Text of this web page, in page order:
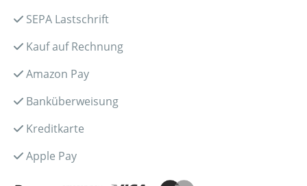
SEPA Lastschrift
Kauf auf Rechnung
Amazon Pay
Banküberweisung
Kreditkarte
Apple Pay